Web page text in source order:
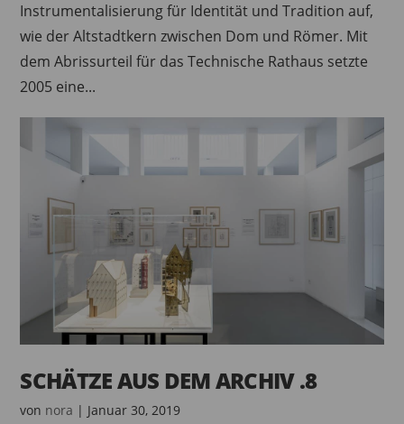
Instrumentalisierung für Identität und Tradition auf,
wie der Altstadtkern zwischen Dom und Römer. Mit
dem Abrissurteil für das Technische Rathaus setzte
2005 eine...
SCHÄTZE AUS DEM ARCHIV .8
von nora | Januar 30, 2019